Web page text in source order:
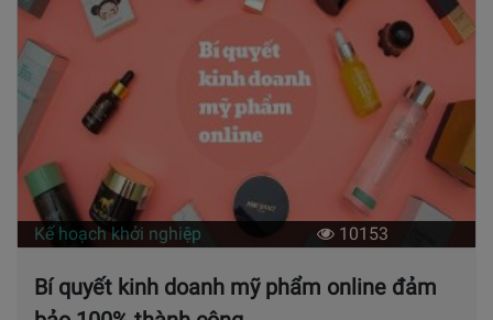
Kế hoạch khởi nghiệp 10153
Bí quyết kinh doanh mỹ phẩm online đảm